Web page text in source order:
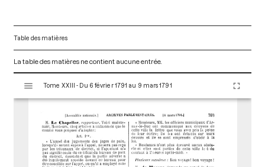
Table des matières
La table des matières ne contient aucune entrée.
s
Tome XXIII - Du 6 février 1791 au 9 mars 1791